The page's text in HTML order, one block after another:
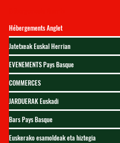
Hébergements Anglet
Jatetxeak Euskal Herrian
EVENEMENTS Pays Basque
COMMERCES
JARDUERAK Euskadi
Bars Pays Basque
Euskerako esamoldeak eta hiztegia